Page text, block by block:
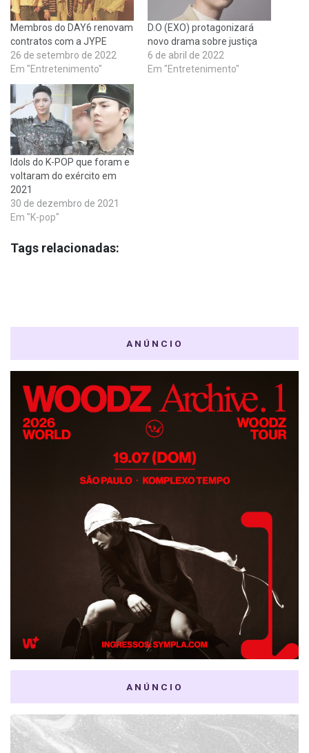
Membros do DAY6 renovam
contratos com a JYPE
26 de setembro de 2022
Em "Entretenimento"
D.O (EXO) protagonizará
novo drama sobre justiça
6 de abril de 2022
Em "Entretenimento"
Idols do K-POP que foram e
voltaram do exército em
2021
30 de dezembro de 2021
Em "K-pop"
Tags relacionadas:
ANÚNCIO
ANÚNCIO